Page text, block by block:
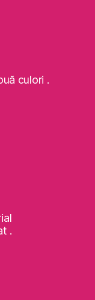
culori .
.